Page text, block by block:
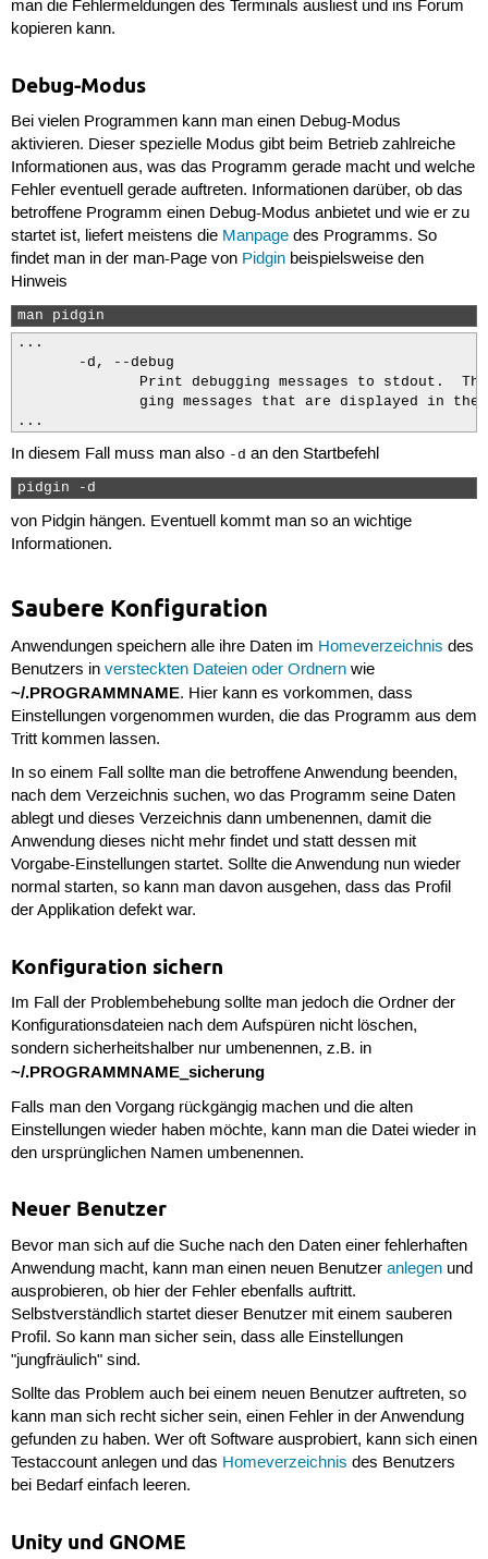
man die Fehlermeldungen des Terminals ausliest und ins Forum
kopieren kann.
Debug-Modus
Bei vielen Programmen kann man einen Debug-Modus
aktivieren. Dieser spezielle Modus gibt beim Betrieb zahlreiche
Informationen aus, was das Programm gerade macht und welche
Fehler eventuell gerade auftreten. Informationen darüber, ob das
betroffene Programm einen Debug-Modus anbietet und wie er zu
startet ist, liefert meistens die Manpagedes Programms. So
findet man in der man-Page von Pidginbeispielsweise den
Hinweis
man pidgin
...
       -d, --debug
Print debugging messages to stdout.
ging messages that are displayed in the
...
In diesem Fall muss man also -d an den Startbefehl
pidgin -d
von Pidgin hängen. Eventuell kommt man so an wichtige
Informationen.
Saubere Konfiguration
Anwendungen speichern alle ihre Daten im Homeverzeichnis des
Benutzers in versteckten Dateien oder Ordnernwie
~/.PROGRAMMNAME. Hier kann es vorkommen, dass
Einstellungen vorgenommen wurden, die das Programm aus dem
Tritt kommen lassen.
In so einem Fall sollte man die betroffene Anwendung beenden,
nach dem Verzeichnis suchen, wo das Programm seine Daten
ablegt und dieses Verzeichnis dann umbenennen, damit die
Anwendung dieses nicht mehr findet und statt dessen mit
Vorgabe-Einstellungen startet. Sollte die Anwendung nun wieder
normal starten, so kann man davon ausgehen, dass das Profil
der Applikation defekt war.
Konfiguration sichern
Im Fall der Problembehebung sollte man jedoch die Ordner der
Konfigurationsdateien nach dem Aufspüren nicht löschen,
sondern sicherheitshalber nur umbenennen, z.B. in
~/.PROGRAMMNAME_sicherung
Falls man den Vorgang rückgängig machen und die alten
Einstellungen wieder haben möchte, kann man die Datei wieder in
den ursprünglichen Namen umbenennen.
Neuer Benutzer
Bevor man sich auf die Suche nach den Daten einer fehlerhaften
Anwendung macht, kann man einen neuen Benutzer anlegenund
ausprobieren, ob hier der Fehler ebenfalls auftritt.
Selbstverständlich startet dieser Benutzer mit einem sauberen
Profil. So kann man sicher sein, dass alle Einstellungen
"jungfräulich" sind.
Sollte das Problem auch bei einem neuen Benutzer auftreten, so
kann man sich recht sicher sein, einen Fehler in der Anwendung
gefunden zu haben. Wer oft Software ausprobiert, kann sich einen
Testaccount anlegen und das Homeverzeichnis des Benutzers
bei Bedarf einfach leeren.
Unity und GNOME